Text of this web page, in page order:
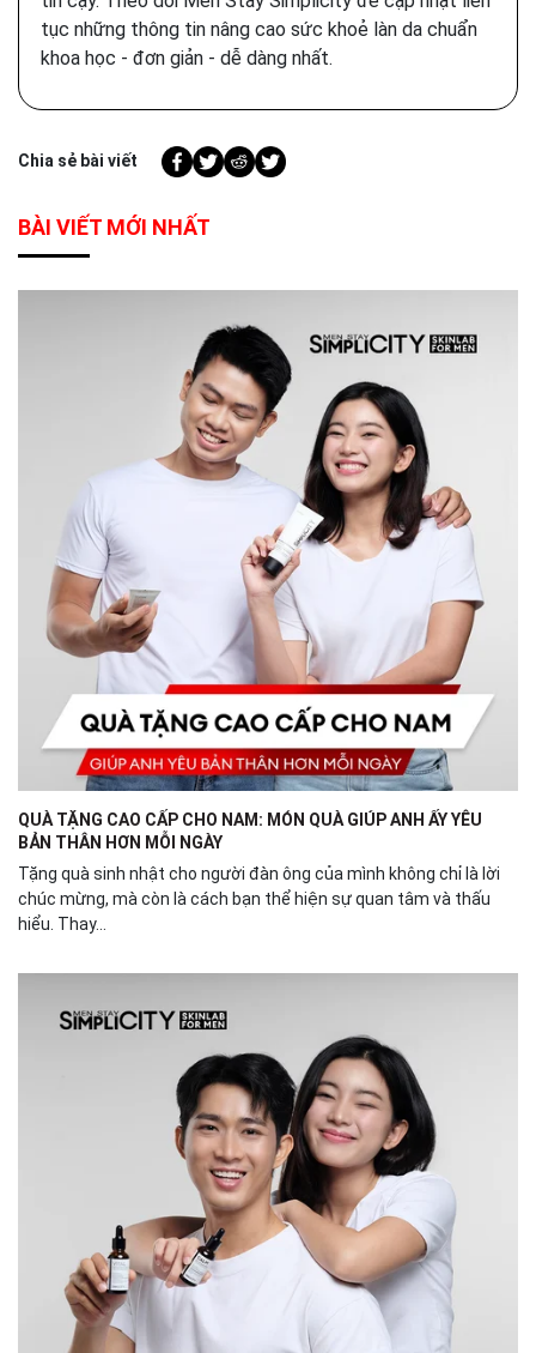
tục những thông tin nâng cao sức khoẻ làn da chuẩn
khoa học - đơn giản - dễ dàng nhất.
Chia sẻ bài viết
BÀI VIẾT MỚI NHẤT
QUÀ TẶNG CAO CẤP CHO NAM: MÓN QUÀ GIÚP ANH ẤY YÊU
BẢN THÂN HƠN MỖI NGÀY
Tặng quà sinh nhật cho người đàn ông của mình không chỉ là lời
chúc mừng, mà còn là cách bạn thể hiện sự quan tâm và thấu
hiểu. Thay...